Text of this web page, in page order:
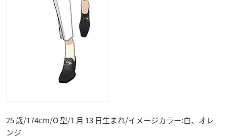
25 歳/174cm/O 型/1 月 13 日生まれ/イメージカラー:白、オレ
ンジ